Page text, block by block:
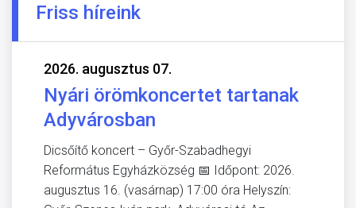
Friss híreink
2026. augusztus 07.
Nyári örömkoncertet tartanak
Adyvárosban
Dicsőítő koncert – Győr-Szabadhegyi
Református Egyházközség 📅 Időpont: 2026.
augusztus 16. (vasárnap) 17:00 óra Helyszín: